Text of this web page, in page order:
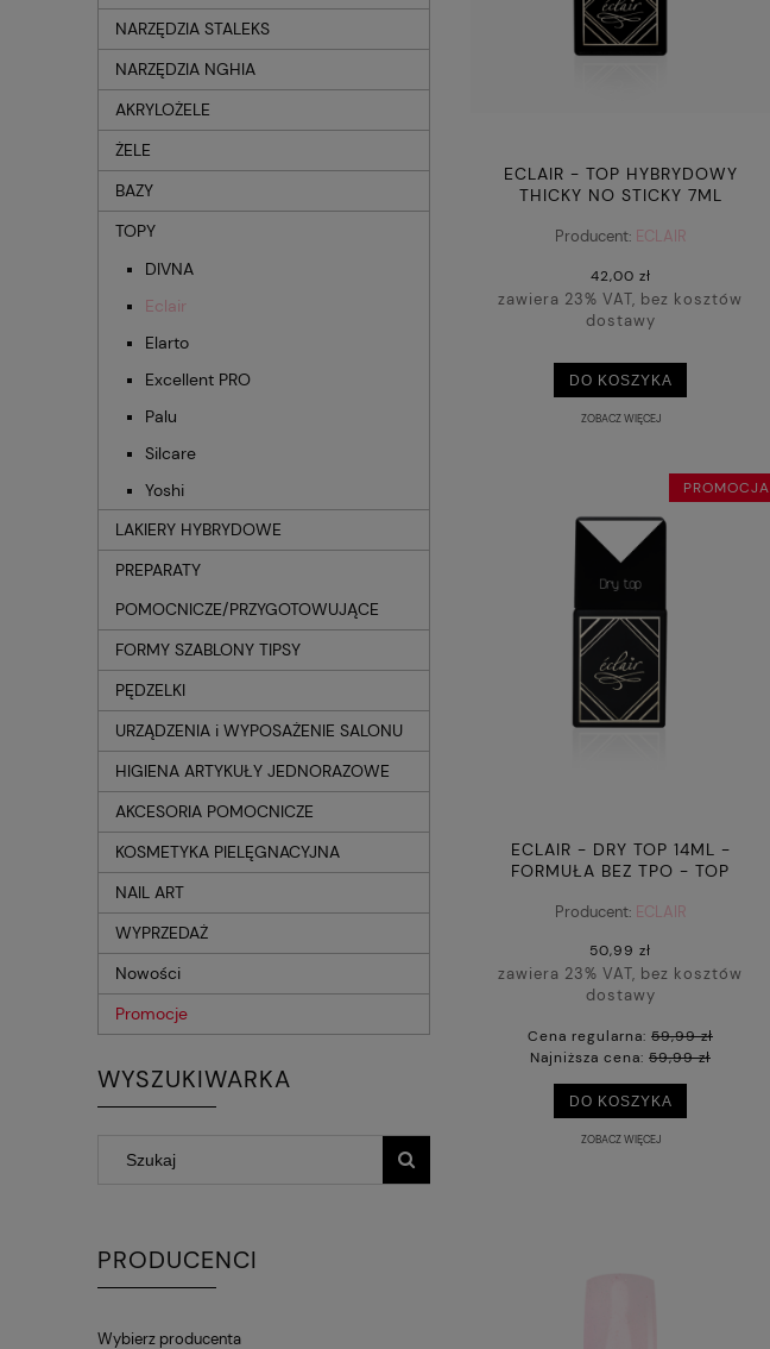
NARZĘDZIA STALEKS
NARZĘDZIA NGHIA
AKRYLOŻELE
ŻELE
BAZY
TOPY
DIVNA
Eclair
Elarto
Excellent PRO
Palu
Silcare
Yoshi
LAKIERY HYBRYDOWE
PREPARATY
POMOCNICZE/PRZYGOTOWUJĄCE
FORMY SZABLONY TIPSY
PĘDZELKI
URZĄDZENIA i WYPOSAŻENIE SALONU
HIGIENA ARTYKUŁY JEDNORAZOWE
AKCESORIA POMOCNICZE
KOSMETYKA PIELĘGNACYJNA
NAIL ART
WYPRZEDAŻ
Nowości
Promocje
WYSZUKIWARKA
PRODUCENCI
Wybierz producenta
ECLAIR - TOP HYBRYDOWY
THICKY NO STICKY 7ML
Producent: ECLAIR
42,00 zł
zawiera 23% VAT, bez kosztów
dostawy
DO KOSZYKA
ZOBACZ WIĘCEJ
ECLAIR - DRY TOP 14ML -
FORMUŁA BEZ TPO - TOP
Producent: ECLAIR
50,99 zł
zawiera 23% VAT, bez kosztów
dostawy
Cena regularna: 59,99 zł
Najniższa cena: 59,99 zł
DO KOSZYKA
ZOBACZ WIĘCEJ
PROMOCJA